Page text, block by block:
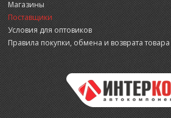
Магазины
Поставщики
Условия для оптовиков
Правила покупки, обмена и возврата товара